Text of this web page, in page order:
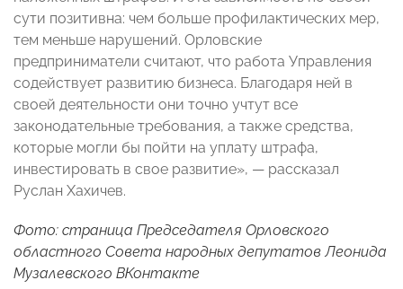
сути позитивна: чем больше профилактических мер,
тем меньше нарушений. Орловские
предприниматели считают, что работа Управления
содействует развитию бизнеса. Благодаря ней в
своей деятельности они точно учтут все
законодательные требования, а также средства,
которые могли бы пойти на уплату штрафа,
инвестировать в свое развитие», — рассказал
Руслан Хахичев.
Фото: страница Председателя Орловского
областного Совета народных депутатов Леонида
Музалевского ВКонтакте